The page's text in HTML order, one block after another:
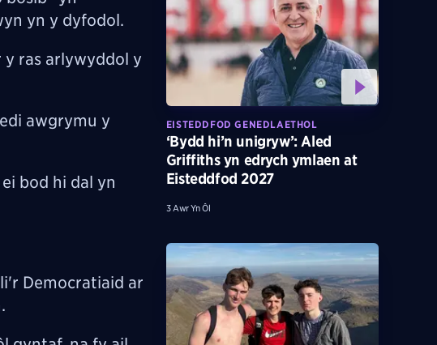
yn y dyfodol.
y ras arlywyddol y
awgrymu y
bod hi dal yn
Democratiaid ar
EISTEDDFOD GENEDLAETHOL
‘Bydd hi’n unigryw’: Aled
Griffiths yn edrych ymlaen at
Eisteddfod 2027
3 Awr Yn Ôl